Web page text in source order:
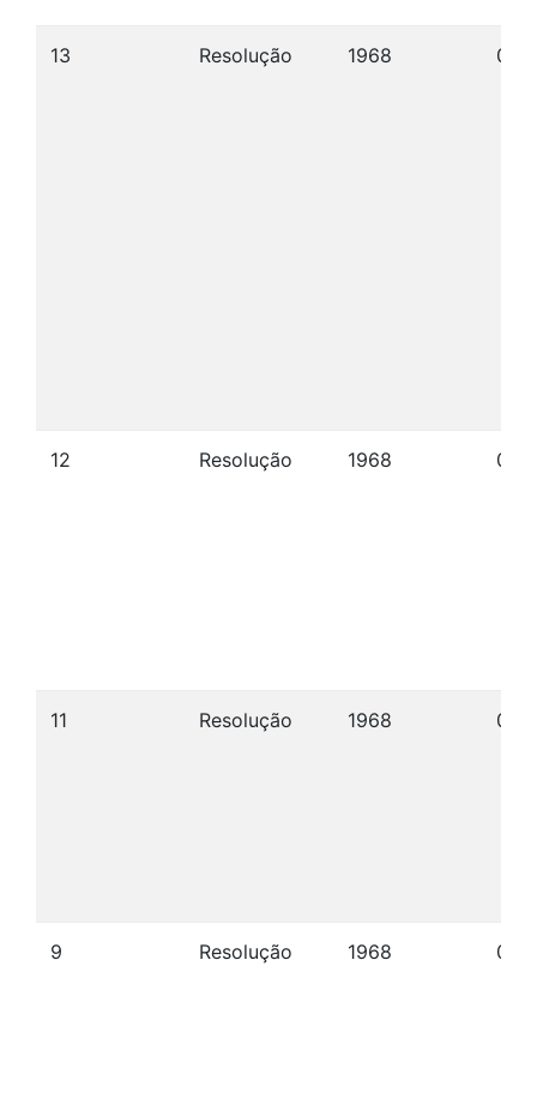
13 Resolução 1968 04/
12 Resolução 1968 09/
11 Resolução 1968 09/
9 Resolução 1968 09/